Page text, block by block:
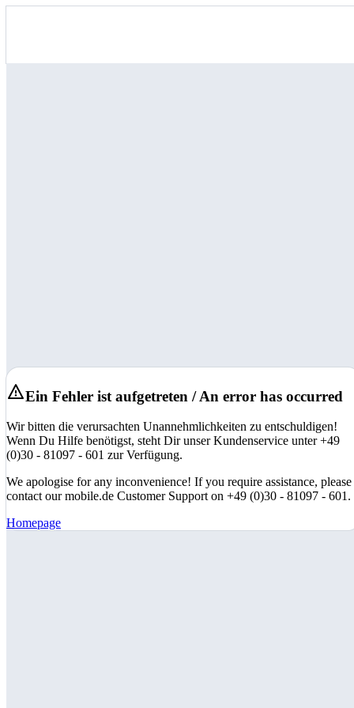
Ein Fehler ist aufgetreten / An error has occurred
Wir bitten die verursachten Unannehmlichkeiten zu entschuldigen!
Wenn Du Hilfe benötigst, steht Dir unser Kundenservice unter +49
(0)30 - 81097 - 601 zur Verfügung.
We apologise for any inconvenience! If you require assistance, please
contact our mobile.de Customer Support on +49 (0)30 - 81097 - 601.
Homepage